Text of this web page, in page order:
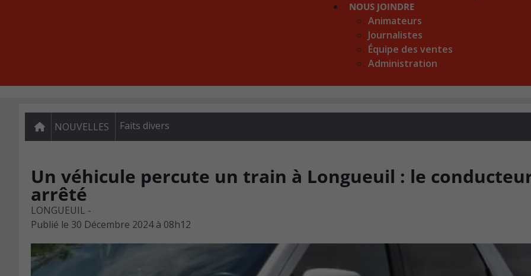
NOUS JOINDRE
Animateurs
Journalistes
Équipe des ventes
Administration
NOUVELLES Faits divers
Un véhicule percute un train à Longueuil : le
arrêté
LONGUEUIL -
Publié le 30 Décembre 2024 à 08h12